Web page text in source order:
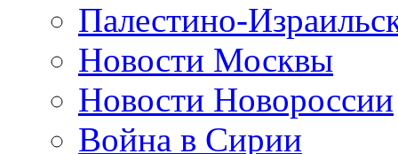
Палестино-
Новости Москвы
Новости Новороссии
Война в Сирии